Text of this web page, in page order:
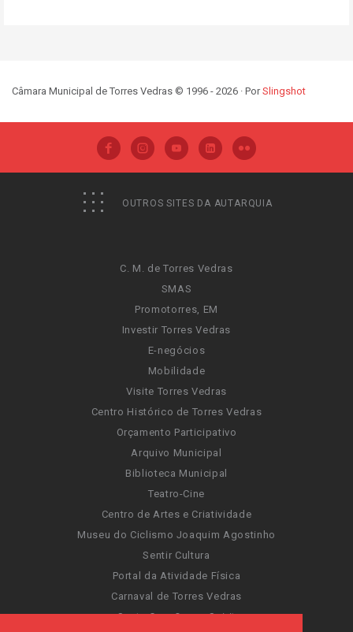
Câmara Municipal de Torres Vedras © 1996 - 2026 · PorSlingshot
OUTROS SITES DA AUTARQUIA
C. M. de Torres Vedras
SMAS
Promotorres, EM
Investir Torres Vedras
E-negócios
Mobilidade
Visite Torres Vedras
Centro Histórico de Torres Vedras
Orçamento Participativo
Arquivo Municipal
Biblioteca Municipal
Teatro-Cine
Centro de Artes e Criatividade
Museu do Ciclismo Joaquim Agostinho
Sentir Cultura
Portal da Atividade Física
Carnaval de Torres Vedras
Santa Cruz Ocean Spirit